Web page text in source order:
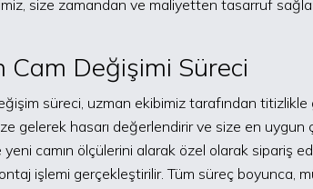
size zamandan ve maliyetten tasarruf
Cam Değişimi Süreci
süreci, uzman ekibimiz tarafından
gelerek hasarı değerlendirir ve size en uygun
camın ölçülerini alarak özel olarak sipariş
işlemi gerçekleştirilir. Tüm süreç boyunca,